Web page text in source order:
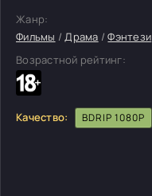
Жанр:
Фильмы /Драма /Фэнтези
Возрастной рейтинг:
Качество: BDRIP 1080P